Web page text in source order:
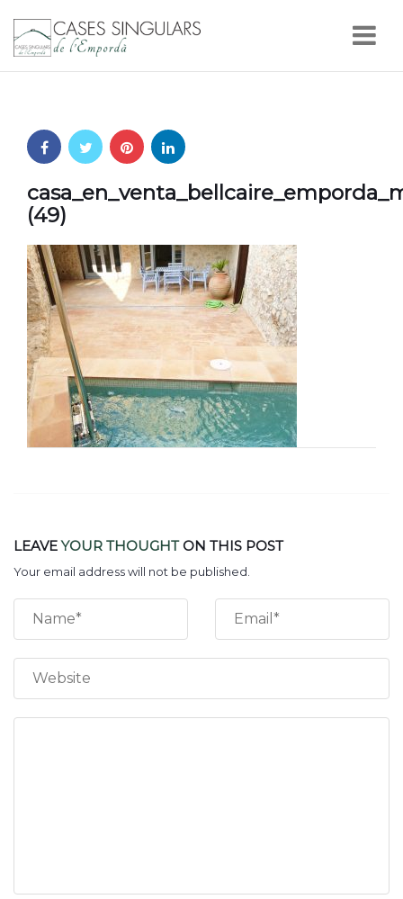
(49)
LEAVEYOUR THOUGHTON THIS POST
Your email address will not be published.